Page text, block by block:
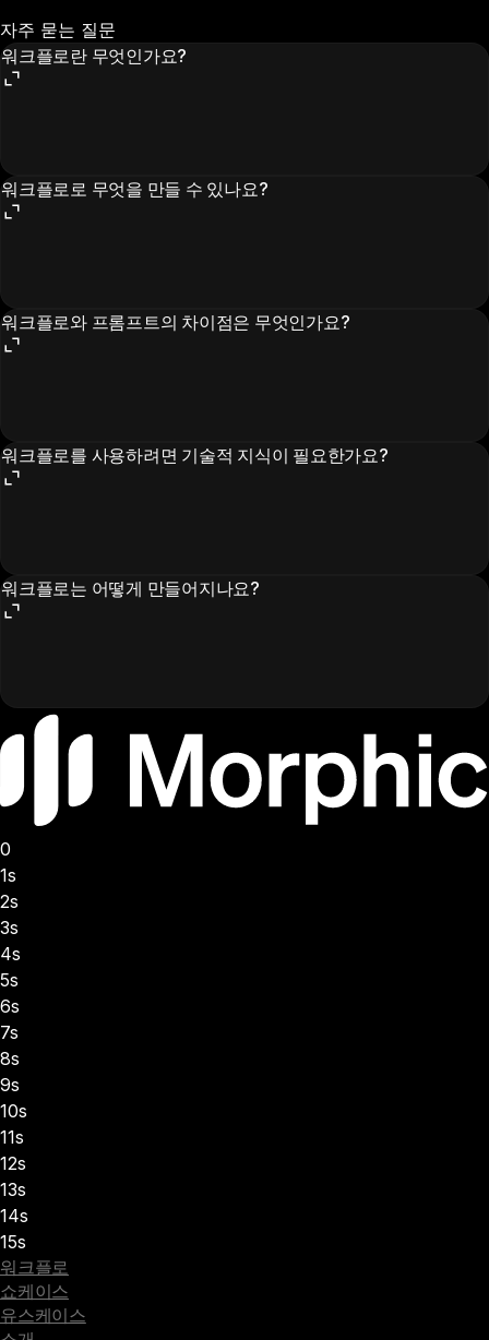
자주 묻는 질문
워크플로란 무엇인가요?
워크플로로 무엇을 만들 수 있나요?
워크플로와 프롬프트의 차이점은 무엇인가요?
워크플로를 사용하려면 기술적 지식이 필요한가요?
워크플로는 어떻게 만들어지나요?
0
1s
2s
3s
4s
5s
6s
7s
8s
9s
10s
11s
12s
13s
14s
15s
워크플로
쇼케이스
유스케이스